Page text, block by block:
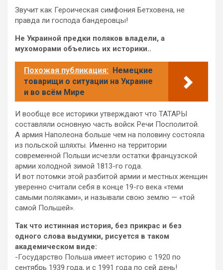
Звучит как Героическая симфония Бетховена, не
правда ли господа бандеровцы!
Не Украиной предки поляков владели, а
мухоморами объелись их историки..
Похожая публикация: Немецкие
товарищи о ситуации на Украине
и во всём Мире
И вообще все историки утверждают что ТАТАРЫ
составляли основную часть войск Речи Посполитой.
А армия Наполеона больше чем на половину состояла
из польской шляхты. Именно на территории
современной Польши исчезли остатки французской
армии холодной зимой 1813-го года.
И вот потомки этой разбитой армии и местных женщин
уверенно считали себя в конце 19-го века «теми
самыми поляками», и называли свою землю — «той
самой Польшей».
Так что истинная история, без прикрас и без
одного слова выдумки, рисуется в таком
академическом виде:
-Государство Польша имеет историю с 1920 по
сентябрь 1939 года, и с 1991 года по сей день!